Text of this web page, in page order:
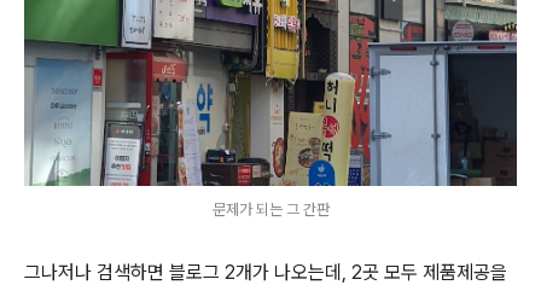
문제가 되는 그 간판
그나저나 검색하면 블로그 2개가 나오는데, 2곳 모두 제품제공을